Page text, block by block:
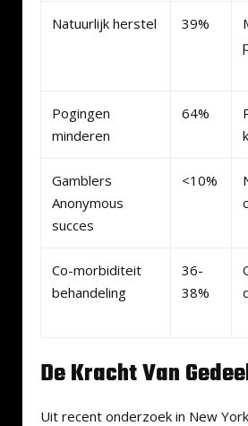
Natuurlijk herstel 39%
Pogingen
minderen
64%
Gamblers
Anonymous
succes
<10%
Co-morbiditeit
behandeling
36-
38%
De Kracht Van
Uit recent onderzoek in New